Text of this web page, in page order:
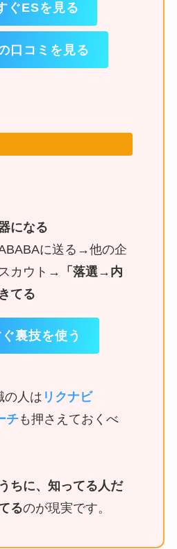
ぐESを見る
口コミを見る
になる
に送る→他の企
カウト→
「落選→内
てる
ぐ裏技を使う
の人は リクナビ
チも押さえておくべ
ちに、知ってる人だ
るのが現実です。